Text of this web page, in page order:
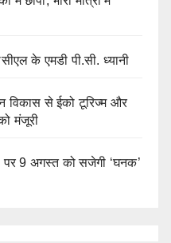
के एमडी पी.सी. ध्यानी
से ईको टूरिज्म और
मंजूरी
9 अगस्त को सजेगी ‘घनक’